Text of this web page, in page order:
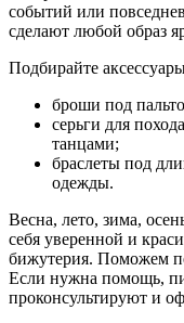
событий или
сделают любой образ
Подбирайте
броши под
серьги для
танцами;
браслеты под
одежды.
Весна, лето, зима,
себя уверенной и
бижутерия. Поможем
Если нужна помощь,
проконсультируют и